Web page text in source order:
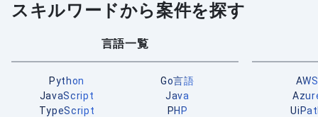
スキルワードから案件を探す
言語一覧
Python
Go言語
JavaScript
Java
TypeScript
PHP
AWS